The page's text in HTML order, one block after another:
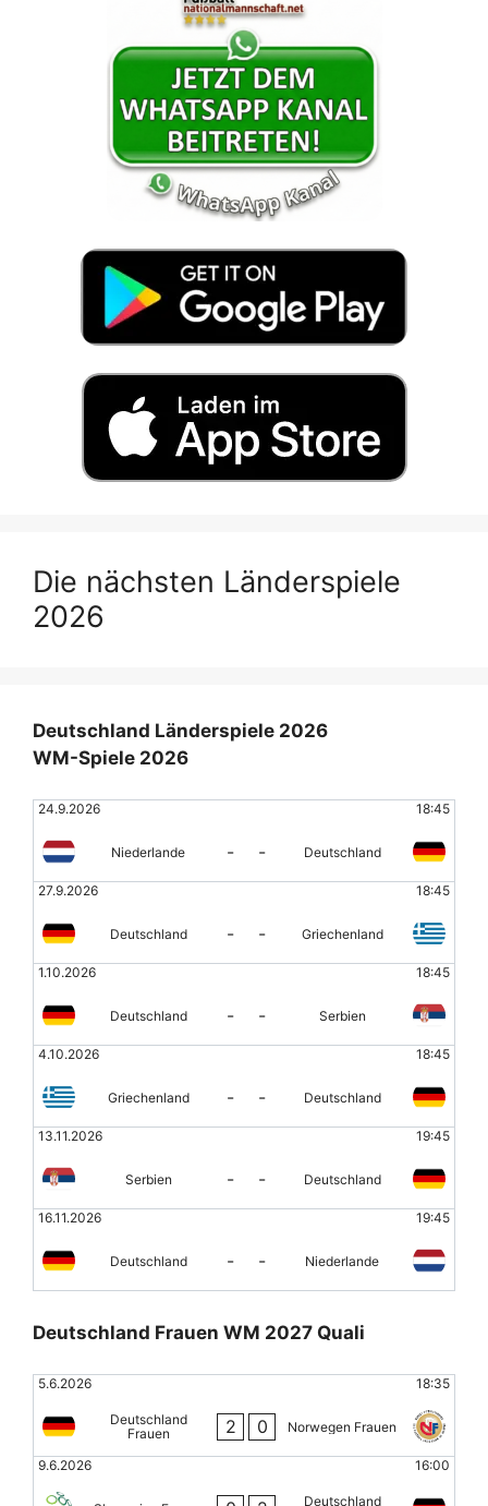
Die nächsten Länderspiele
2026
Deutschland Länderspiele 2026
WM-Spiele 2026
24.9.2026 18:45
Niederlande - - Deutschland
27.9.2026 18:45
Deutschland - - Griechenland
1.10.2026 18:45
Deutschland - - Serbien
4.10.2026 18:45
Griechenland - - Deutschland
13.11.2026 19:45
Serbien - - Deutschland
16.11.2026 19:45
Deutschland - - Niederlande
Deutschland Frauen WM 2027 Quali
5.6.2026 18:35
Deutschland
Frauen
2 0 Norwegen Frauen
9.6.2026 16:00
Deutschland